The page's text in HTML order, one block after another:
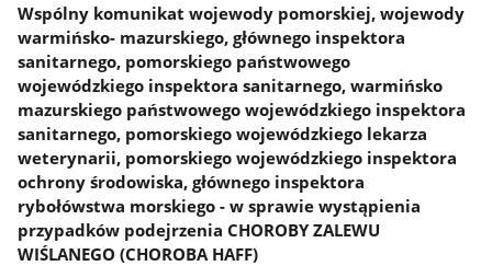
Wspólny komunikat wojewody pomorskiej, wojewody
warmińsko- mazurskiego, głównego inspektora
sanitarnego, pomorskiego państwowego
wojewódzkiego inspektora sanitarnego, warmińsko
mazurskiego państwowego wojewódzkiego inspektora
sanitarnego, pomorskiego wojewódzkiego lekarza
weterynarii, pomorskiego wojewódzkiego inspektora
ochrony środowiska, głównego inspektora
rybołówstwa morskiego - w sprawie wystąpienia
przypadków podejrzenia CHOROBY ZALEWU
WIŚLANEGO (CHOROBA HAFF)